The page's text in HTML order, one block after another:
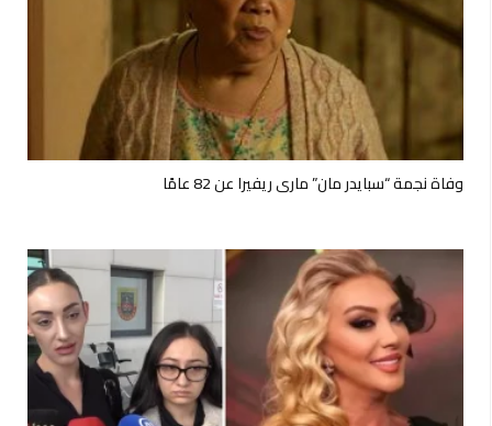
وفاة نجمة “سبايدر مان” ماري ريفيرا عن 82 عامًا